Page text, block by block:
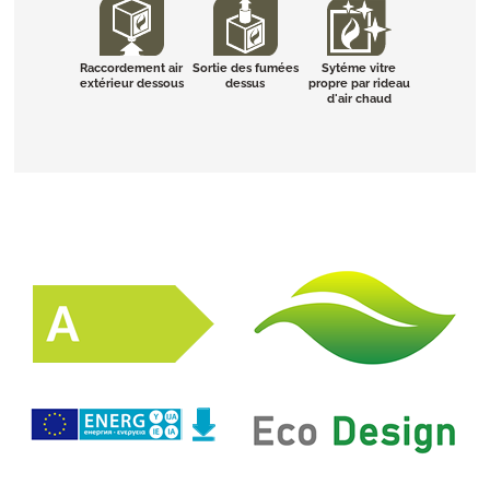
Raccordement air
extérieur dessous
Sortie des fumées
dessus
Sytéme vitre
propre par rideau
d'air chaud